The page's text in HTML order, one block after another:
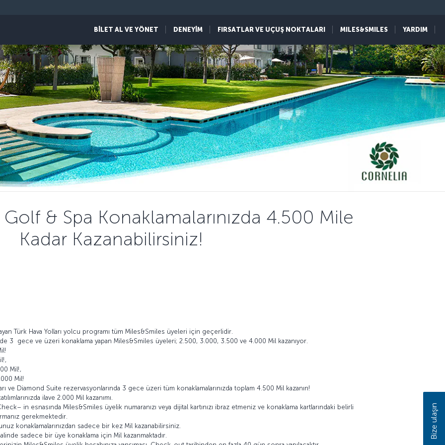
BİLET AL VE YÖNET DENEYİM FIRSATLAR VE UÇUŞ NOKTALARI MILES&SMILES YARDIM
& Spa Konaklamalarınızda 4.500 Mile
Kadar Kazanabilirsiniz!
Türk Hava Yolları yolcu programı tüm Miles&Smiles üyeleri için geçerlidir.
3 gece ve üzeri konaklama yapan Miles&Smiles üyeleri; 2.500, 3.000, 3.500 ve 4.000 Mil kazanıyor.
Mil!,
Mil!
ve Diamond Suite rezervasyonlarında 3 gece üzeri tüm konaklamalarınızda toplam 4.500 Mil kazanın!
ilave 2.000 Mil kazanımı.
in esnasında Miles&Smiles üyelik numaranızı veya dijital kartınızı ibraz etmeniz ve konaklama kartlarındaki belirli
gerekmektedir.
konaklamalarınızdan sadece bir kez Mil kazanabilirsiniz.
sadece bir üye konaklama için Mil kazanmaktadır.
Bize ulaşın